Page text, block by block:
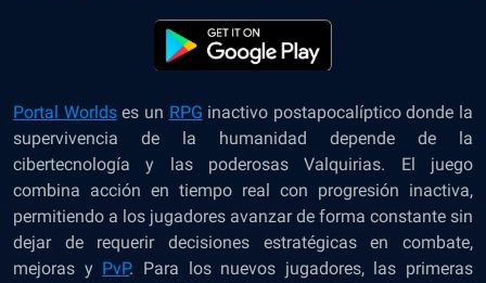
Portal Worldses un RPG inactivo postapocalíptico donde la
supervivencia de la humanidad depende de la
cibertecnología y las poderosas Valquirias. El juego
combina acción en tiempo real con progresión inactiva,
permitiendo a los jugadores avanzar de forma constante sin
dejar de requerir decisiones estratégicas en combate,
mejoras y PvP. Para los nuevos jugadores, las primeras